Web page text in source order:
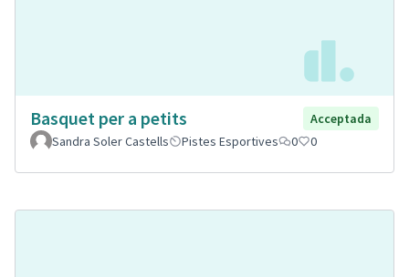
Basquet per a petits
Acceptada
Sandra Soler Castells
Pistes Esportives 0 0